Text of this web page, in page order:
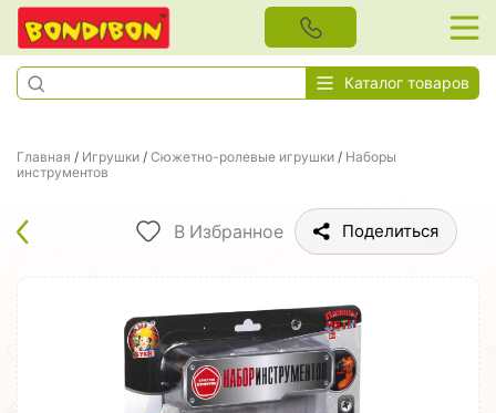
Каталог товаров
Главная / Игрушки / Сюжетно-ролевые игрушки / Наборы
инструментов
В Избранное Поделиться